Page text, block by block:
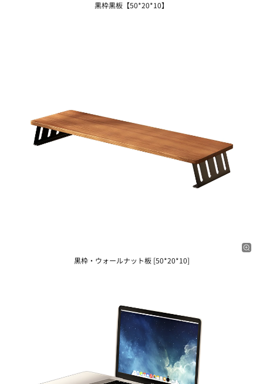
黒枠黒板【50*20*10】
黒枠・ウォールナット板 [50*20*10]